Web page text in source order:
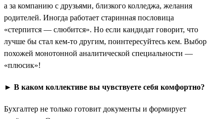
а за компанию с друзьями, близкого колледжа, желания
родителей. Иногда работает старинная пословица
«стерпится — слюбится». Но если кандидат говорит, что
лучше бы стал кем-то другим, поинтересуйтесь кем. Выбор
похожей монотонной аналитической специальности —
«плюсик»!
► В каком коллективе вы чувствуете себя комфортно?
Бухгалтер не только готовит документы и формирует